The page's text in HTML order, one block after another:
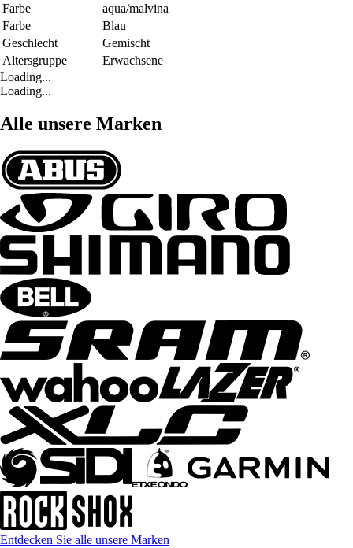
Farbe
aqua/malvina
Farbe
Blau
Geschlecht
Gemischt
Altersgruppe
Erwachsene
Loading...
Loading...
Alle unsere Marken
Entdecken Sie alle unsere Marken